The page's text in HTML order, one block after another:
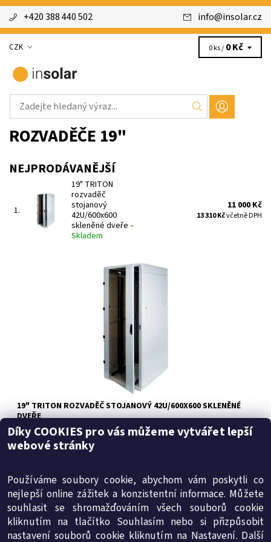
+420 388 440 502 info@insolar.cz
CZK 0 ks / 0 Kč
ROZVADĚČE 19"
NEJPRODÁVANĚJŠÍ
1.
19" TRITON
rozvaděč
stojanový
42U/600x600
skleněné dveře –
Skladem
11 000 Kč
13 310 Kčvčetně DPH
Tento výrobek je certifikován TÜV SÜD Czech, certifikát číslo
11.398.139, ze dne 14. 2. 2018 a plně odpovídá ČSN EN 62208
CARMA42A66
19" TRITON ROZVADĚČ STOJANOVÝ 42U/600X600 SKLENĚNÉ
DVEŘE
13 310 Kč včetně DPH
11 000 Kč
11 000 Kč / 1 ks
SMT-energy s.r.o. Obchodní podmínky | Reklamační řád
| Ochrana osobních údajů | Cookies
Díky COOKIES pro vás můžeme vytvářet lepší
webové stránky
Používáme soubory cookie, abychom vám poskytli co
nejlepší online zážitek a konzistentní informace. Můžete
souhlasit se shromažďováním všech souborů cookie
kliknutím na tlačítko Souhlasím nebo si přizpůsobit
nastavení souborů cookie kliknutím na Nastavení. Další